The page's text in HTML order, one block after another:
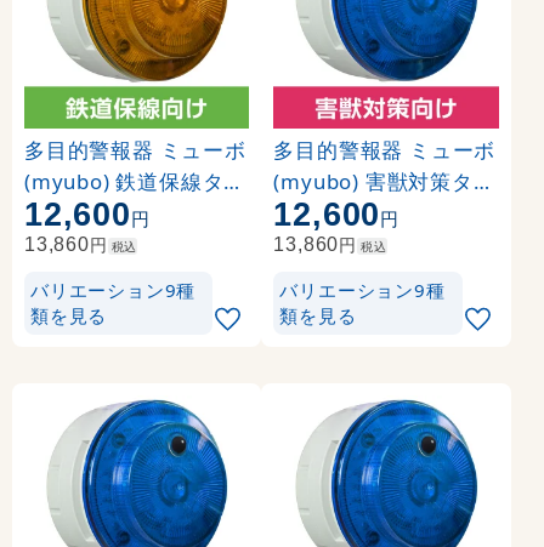
多目的警報器 ミューボ
(myubo) 鉄道保線タイ
プ 黄 電池式 人感セン
サー付 (VK10M-B04JY-
12,600円
13,860円 税込
バリエーション9種
類を見る
多目的警報器 ミューボ
(myubo) 害獣対策タイ
プ 青 電池式 人感セン
サー付 (VK10M-B04JB
12,600円
13,860円 税込
バリエーション9種
類を見る